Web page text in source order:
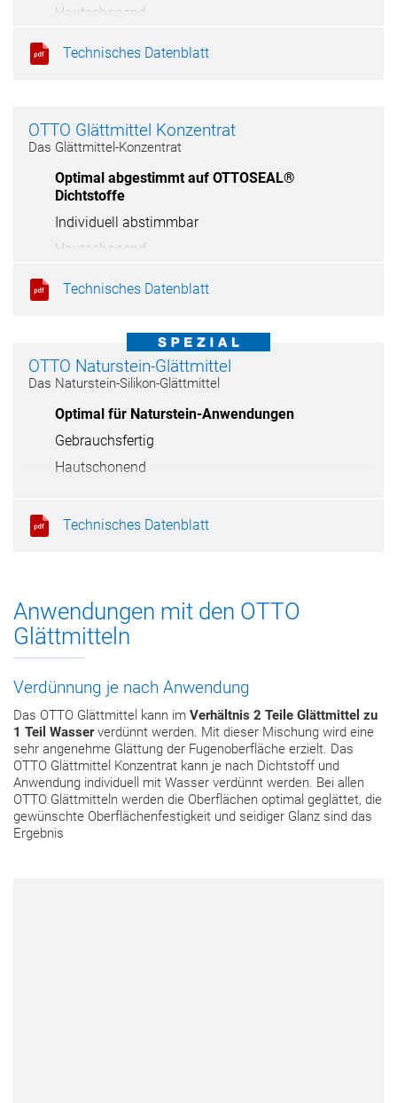
Hautschonend
1 Wasser)
Technisches Datenblatt
OTTO Glättmittel Konzentrat
Das Glättmittel-Konzentrat
Optimal abgestimmt auf OTTOSEAL®
Dichtstoffe
Individuell abstimmbar
Hautschonend
Technisches Datenblatt
OTTO Naturstein-Glättmittel
Das Naturstein-Silikon-Glättmittel
Optimal für Naturstein-Anwendungen
Gebrauchsfertig
Hautschonend
Technisches Datenblatt
Anwendungen mit den OTTO
Glättmitteln
Verdünnung je nach Anwendung
Das OTTO Glättmittel kann im Verhältnis 2 Teile Glättmittel zu
1 Teil Wasserverdünnt werden. Mit dieser Mischung wird eine
sehr angenehme Glättung der Fugenoberfläche erzielt. Das
OTTO Glättmittel Konzentrat kann je nach Dichtstoff und
Anwendung individuell mit Wasser verdünnt werden. Bei allen
OTTO Glättmitteln werden die Oberflächen optimal geglättet, die
gewünschte Oberflächenfestigkeit und seidiger Glanz sind das
Ergebnis